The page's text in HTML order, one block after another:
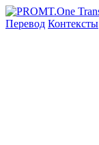
Перевод Контексты